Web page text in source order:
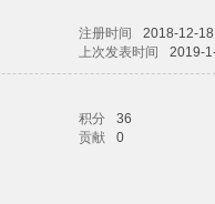
注册时间
2018-12-
上次发表时间 2019-
积分
36
贡献 0